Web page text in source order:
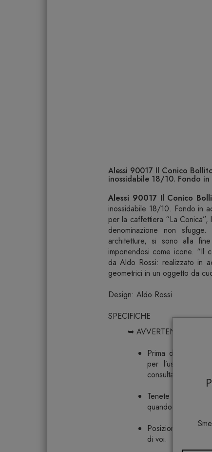
Alessi 90017 Il Conico
inossidabile 18/10. Fondo
Alessi 90017 Il Conico
inossidabile 18/10. Fondo in
per la caffettiera “La Conica”,
denominazione non
architetture, si sono alla
imponendosi come icone. “Il
da Aldo Rossi: realizzato in
geometrici in un oggetto da
Design: Aldo Rossi
SPECIFICHE
➥ AVVERTENZE
Prima di
per l’uso al fine
consultatele per
Tenete il bollitore
quando è ancora
Posizionate il
di voi.